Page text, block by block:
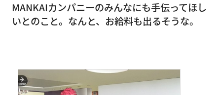
MANKAIカンパニーのみんなにも手伝ってほし
いとのこと。なんと、お給料も出るそうな。